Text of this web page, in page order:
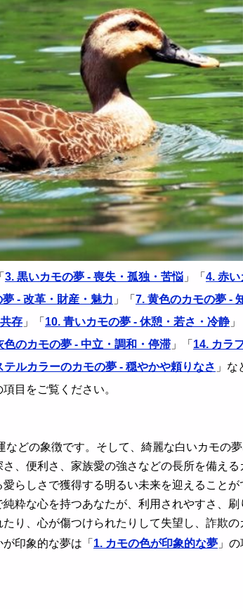
3. 黒いカモの夢 - 喪失・孤独・苦悩 」「 4. 赤い
- 改革・財産・魅力 」「 7. 黄色のカモの夢 -
存 」「 10. 青いカモの夢 - 休憩・若さ・冷静」
色のカモの夢 - 中立・調和・停滞 」「 14. カラ
テルカラーのカモの夢 - 穏やかや頼りなさ 」な
項目をご覧ください。
どの象徴です。そして、綺麗な白いカモの
、便利さ、家族愛の強さなどの長所を備え
らしさで獲得する明るい未来を迎えること
粋な心を持つあなたが、利用されやすさ、刷
り、心が傷つけられたりして失望し、詐欺
印象的な夢は「 1. カモの色が印象的な夢 」